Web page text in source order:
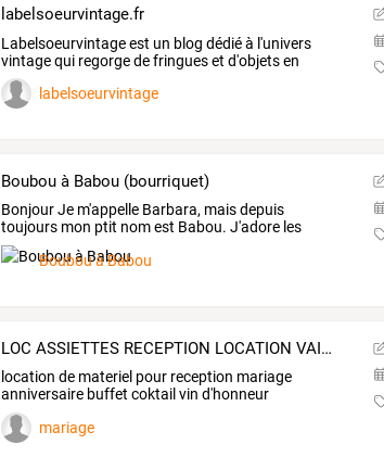
labelsoeurvintage.fr
Labelsoeurvintageest un blog dédiéà l'univers
vintagequi regorgedefringueset d'objetsen
tous
labelsoeurvintage
Boubou à Babou (bourriquet)
BonjourJe m'appelle Barbara, maisdepuis
toujours mon ptit nomest Babou. J'adore les
anes,
Boubou à Babou
LOC ASSIETTES RECEPTION LOCATION VAISSELLE TABLES CHAISES VERRES ASSIETTES COUVERTS NAPPES SERVIETTES TENTES LIVRAISON VAISSELLES ET LINGE DE TABLES A RENDRE NON LAVEES LIVRAISON SUR DEPARTEMENTS 27/7
location de materiel pour reception mariage
anniversaire buffet coktail vin d'honneur
location
mariage